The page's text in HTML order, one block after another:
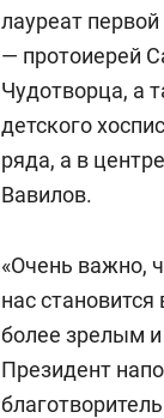
лауреат
— протоиерей
Чудотворца, а
детского
ряда, а в
Вавилов.
«Очень важно,
нас
более зрелым
Президент